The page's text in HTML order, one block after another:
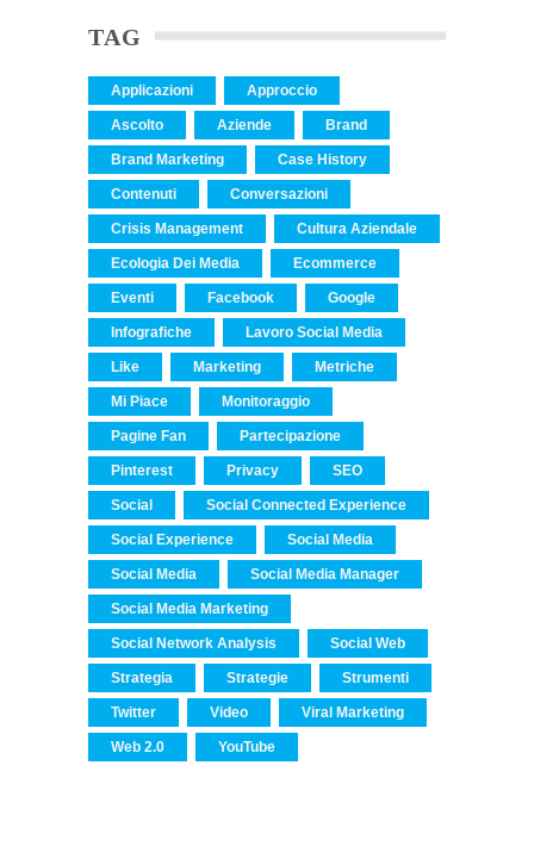
TAG
Applicazioni Approccio
Ascolto Aziende Brand
Brand Marketing Case History
Contenuti Conversazioni
Crisis Management Cultura Aziendale
Ecologia Dei Media Ecommerce
Eventi Facebook Google
Infografiche Lavoro Social Media
Like Marketing Metriche
Mi Piace Monitoraggio
Pagine Fan Partecipazione
Pinterest Privacy SEO
Social Social Connected Experience
Social Experience Social Media
Social Media Social Media Manager
Social Media Marketing
Social Network Analysis Social Web
Strategia Strategie Strumenti
Twitter Video Viral Marketing
Web 2.0 YouTube